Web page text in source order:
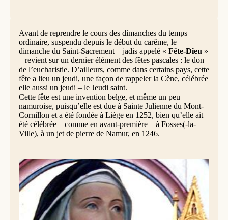
Avant de reprendre le cours des dimanches du temps
ordinaire, suspendu depuis le début du carême, le
dimanche du Saint-Sacrement – jadis appelé « Fête-Dieu »
– revient sur un dernier élément des fêtes pascales : le don
de l’eucharistie. D’ailleurs, comme dans certains pays, cette
fête a lieu un jeudi, une façon de rappeler la Cène, célébrée
elle aussi un jeudi – le Jeudi saint.
Cette fête est une invention belge, et même un peu
namuroise, puisqu’elle est due à Sainte Julienne du Mont-
Cornillon et a été fondée à Liège en 1252, bien qu’elle ait
été célébrée – comme en avant-première – à Fosses(-la-
Ville), à un jet de pierre de Namur, en 1246.